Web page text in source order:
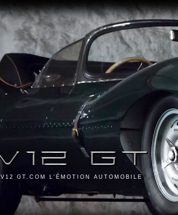
V12 GT.COM L'ÉMOTION AUTOMOBILE